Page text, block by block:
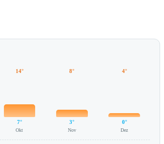
14°
7°
Okt
8°
3°
Nov
4°
0°
Dez